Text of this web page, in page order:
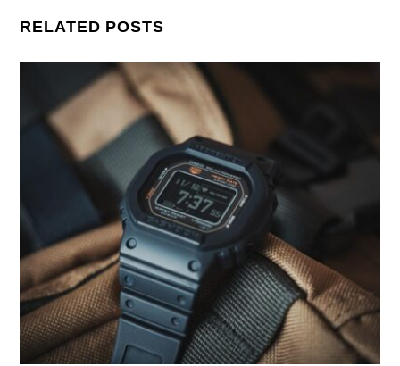
RELATED POSTS